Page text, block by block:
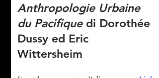
Anthropologie Urbaine
du Pacifique di Dorothée
Dussy ed Eric
Wittersheim